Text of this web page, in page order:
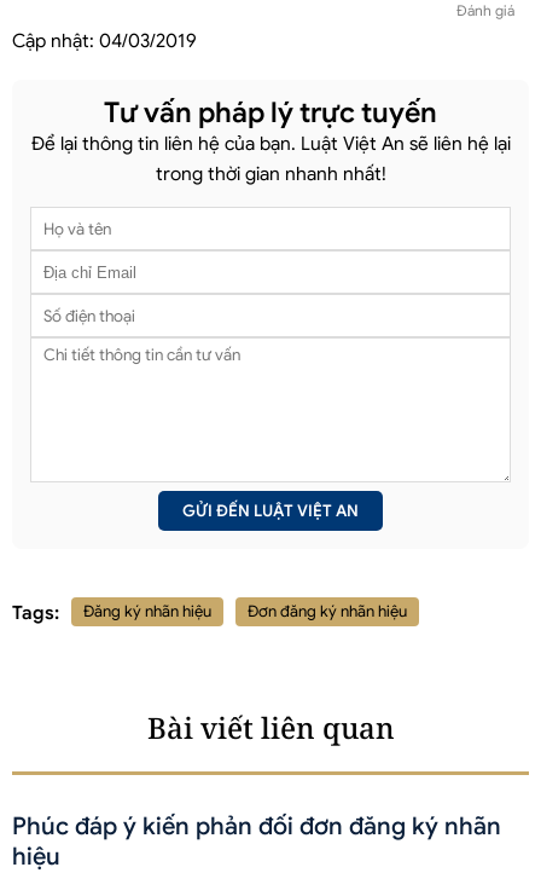
Đánh giá
Cập nhật: 04/03/2019
Tư vấn pháp lý trực tuyến
Để lại thông tin liên hệ của bạn. Luật Việt An sẽ liên hệ lại
trong thời gian nhanh nhất!
Tags: Đăng ký nhãn hiệu Đơn đăng ký nhãn hiệu
Bài viết liên quan
Phúc đáp ý kiến phản đối đơn đăng ký nhãn
hiệu